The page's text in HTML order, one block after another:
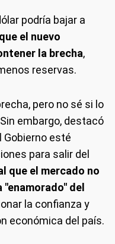
podría bajar a
el nuevo
la brecha,
reservas.
pero no sé si lo
embargo, destacó
Gobierno esté
para salir del
que el mercado no
del
la confianza y
económica del país.